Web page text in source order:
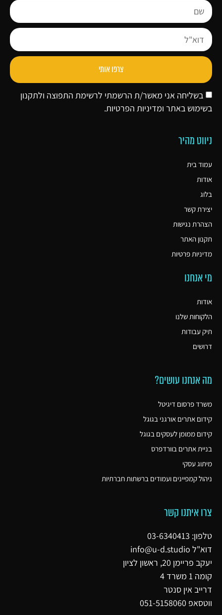
בשליחה אני מאשר/ת הרשמתי לרשימת התפוצה ולתקנון
בשימוש באתר ומדיניות הפרטיות.
צרפו אותי
ניווט מהיר
עמוד בית
אודות
בלוג
יצירת קשר
הצהרת נגישות
תקנון האתר
מדיניות פרטיות
מי אנחנו
אודות
הלקוחות שלנו
תיק עבודות
דרושים
מה אנחנו עושים?
משרד פרסום דיגיטל
קידום אתרים אורגני בגוגל
קידום ממומן לעסקים בגוגל
בניית אתרים בוורדפרס
מיתוג עסקי
ניהול קמפיינים ועמודים ברשתות חברתיות
צרו איתנו קשר
טלפון: 03-6340413
דוא"ל info@u-d.studio
יעקב פריימן 20, ראשון לציון
קומה 1 משרד 4
דרייב אין סנטר
ווטסאפ 051-5158060